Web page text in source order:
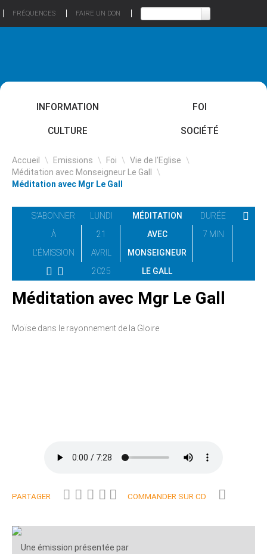
FRÉQUENCES FAIRE UN DON
INFORMATION FOI
CULTURE SOCIÉTÉ
Accueil \ Emissions \ Foi \ Vie de l’Eglise \
Méditation avec Monseigneur Le Gall
\
Méditation avec Mgr Le Gall
S'ABONNER
À
L'ÉMISSION
LUNDI
21
AVRIL
2025
MÉDITATION
AVEC
MONSEIGNEUR
LE GALL
DURÉE
7 MIN
Méditation avec Mgr Le Gall
Moïse dans le rayonnement de la Gloire
PARTAGER COMMANDER SUR CD
Une émission présentée par